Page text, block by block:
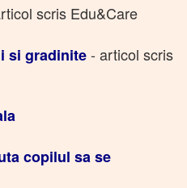
scris Edu&Care
si gradinite- articol scris
copilul sa se